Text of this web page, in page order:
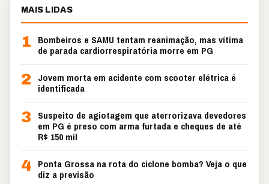
MAIS LIDAS
1
Bombeiros e SAMU tentam reanimação, mas vítima
de parada cardiorrespiratória morre em PG
2
Jovem morta em acidente com scooter elétrica é
identificada
3 Suspeito de agiotagem que aterrorizava devedores
em PG é preso com arma furtada e cheques de até
R$ 150 mil
4 Ponta Grossa na rota do ciclone bomba? Veja o que
diz a previsão